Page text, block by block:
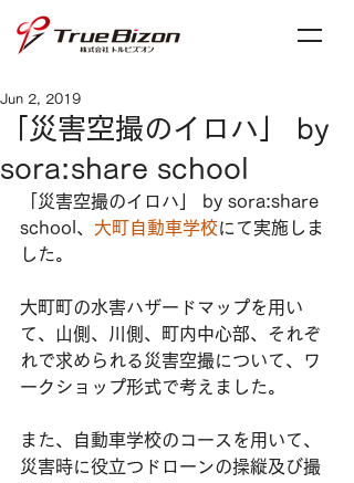
「災害空撮のイロハ」 by
sora:share school
Jun 2, 2019
「災害空撮のイロハ」 by sora:share
school、 大町自動車学校にて実施しま
した。
大町町の水害ハザードマップを用い
て、山側、川側、町内中心部、それぞ
れで求められる災害空撮について、ワ
ークショップ形式で考えました。
また、自動車学校のコースを用いて、
災害時に役立つドローンの操縦及び撮